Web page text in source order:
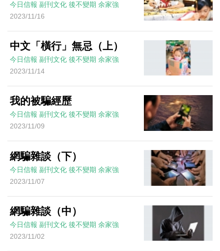
今日信報 副刊文化 後不變期 余家強
2023/11/16
中文「橫行」無忌（上）
今日信報 副刊文化 後不變期 余家強
2023/11/14
我的被騙經歷
今日信報 副刊文化 後不變期 余家強
2023/11/09
網騙雜談（下）
今日信報 副刊文化 後不變期 余家強
2023/11/07
網騙雜談（中）
今日信報 副刊文化 後不變期 余家強
2023/11/02